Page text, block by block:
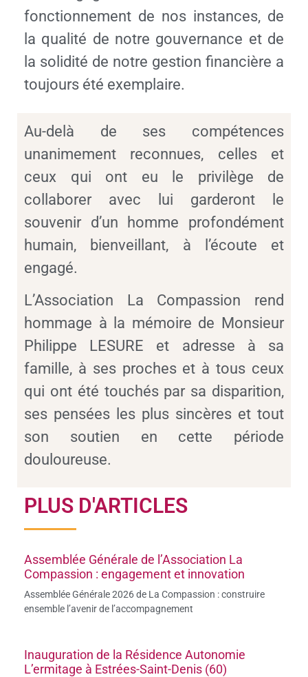
fonctionnement de nos instances, de
la qualité de notre gouvernance et de
la solidité de notre gestion financière a
toujours été exemplaire.
Au-delà de ses compétences
unanimement reconnues, celles et
ceux qui ont eu le privilège de
collaborer avec lui garderont le
souvenir d’un homme profondément
humain, bienveillant, à l’écoute et
engagé.
L’Association La Compassion rend
hommage à la mémoire de Monsieur
Philippe LESURE et adresse à sa
famille, à ses proches et à tous ceux
qui ont été touchés par sa disparition,
ses pensées les plus sincères et tout
son soutien en cette période
douloureuse.
PLUS D'ARTICLES
Assemblée Générale de l’Association La
Compassion : engagement et innovation
Assemblée Générale 2026 de La Compassion : construire
ensemble l’avenir de l’accompagnement
Inauguration de la Résidence Autonomie
L’ermitage à Estrées-Saint-Denis (60)